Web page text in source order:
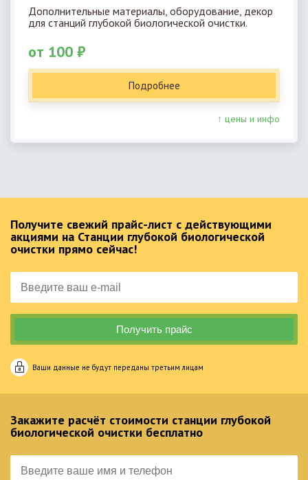
Дополнительные материалы, оборудование, декор
для станций глубокой биологической очистки.
от 100 ₽
Подробнее
↑ цены и инфо
Получите свежий прайс-лист с действующими
акциями на Станции глубокой биологической
очистки прямо сейчас!
Ваши данные не будут переданы третьим лицам
Закажите расчёт стоимости станции глубокой
биологической очистки бесплатно